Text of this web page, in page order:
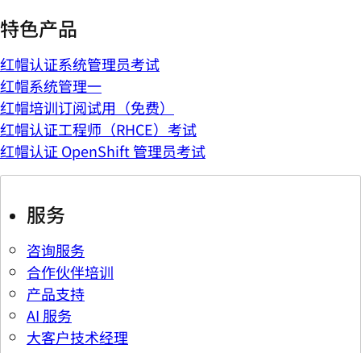
特色产品
红帽认证系统管理员考试
红帽系统管理一
红帽培训订阅试用（免费）
红帽认证工程师（RHCE）考试
红帽认证 OpenShift 管理员考试
服务
咨询服务
合作伙伴培训
产品支持
AI 服务
大客户技术经理